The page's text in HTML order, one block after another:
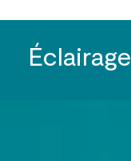
Éclairage